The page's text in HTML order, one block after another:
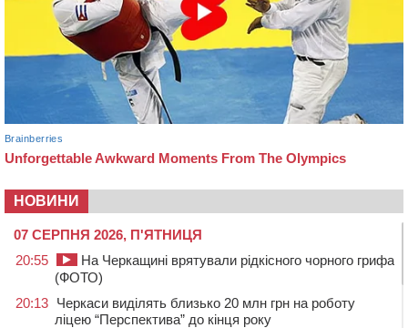
НОВИНИ
07 СЕРПНЯ 2026, П'ЯТНИЦЯ
20:55
На Черкащині врятували рідкісного чорного грифа
(ФОТО)
20:13 Черкаси виділять близько 20 млн грн на роботу
ліцею “Перспектива” до кінця року